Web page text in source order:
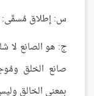
س: إطلاق مُسمَّى:
ج: هو الصانع لا
صانع الخلق
بمعنى الخالق